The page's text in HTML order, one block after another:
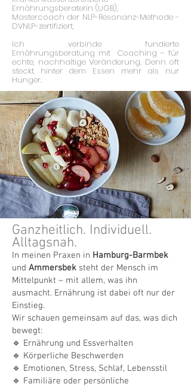
Ernährungsberaterin (UGB),
Mastercoach der NLP-Resonanz-Methode -
DVNLP-zertifiziert,
Ich verbinde fundierte
Ernährungsberatung mit Coaching – für
echte, nachhaltige Veränderung. Denn oft
steckt hinter dem Essen mehr als nur
Hunger.
Ganzheitlich. Individuell.
Alltagsnah.
In meinen Praxen in Hamburg-Barmbek
und Ammersbek steht der Mensch im
Mittelpunkt – mit allem, was ihn
ausmacht. Ernährung ist dabei oft nur der
Einstieg.
Wir schauen gemeinsam auf das, was dich
bewegt:
🔹 Ernährung und Essverhalten
🔹 Körperliche Beschwerden
🔹 Emotionen, Stress, Schlaf, Lebensstil
🔹 Familiäre oder persönliche